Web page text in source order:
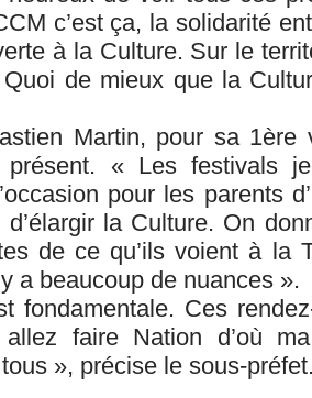
c’est ça, la solidarité
à la Culture. Sur le
de mieux que la
Martin, pour sa
présent. « Les festivals
pour les parents
d’élargir la Culture. On
de ce qu’ils voient à la
a beaucoup de nuances ».
fondamentale. Ces
faire Nation d’où
», précise le sous-